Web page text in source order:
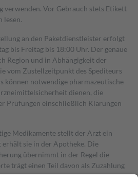
verwenden. Vor Gebrauch stets Etikett
lesen.
an den Paketdienstleister erfolgt
bis Freitag bis 18:00 Uhr. Der genaue
Region und in Abhängigkeit der
vom Zustellzeitpunkt des Spediteurs
können notwendige pharmazeutische
dienen, die
Prüfungen einschließlich Klärungen
Medikamente stellt der Arzt ein
erhält sie in der Apotheke. Die
übernimmt in der Regel die
trägt einen Teil davon als Zuzahlung